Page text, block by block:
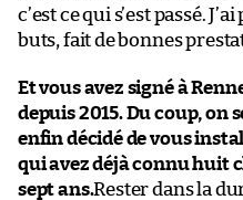
c’est ce qui s’est passé.
buts, fait de bonnes
Et vous avez signé à
depuis 2015. Du coup, on
enfin décidé de vous
qui avez déjà connu huit
sept ans.Rester dans la